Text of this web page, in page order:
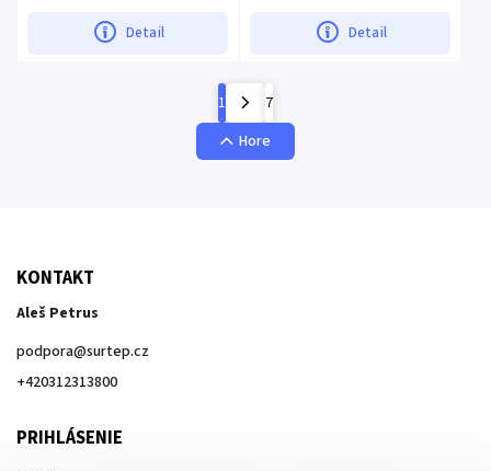
Detail Detail
1
7
Hore
KONTAKT
Aleš Petrus
podpora@surtep.cz
+420312313800
PRIHLÁSENIE